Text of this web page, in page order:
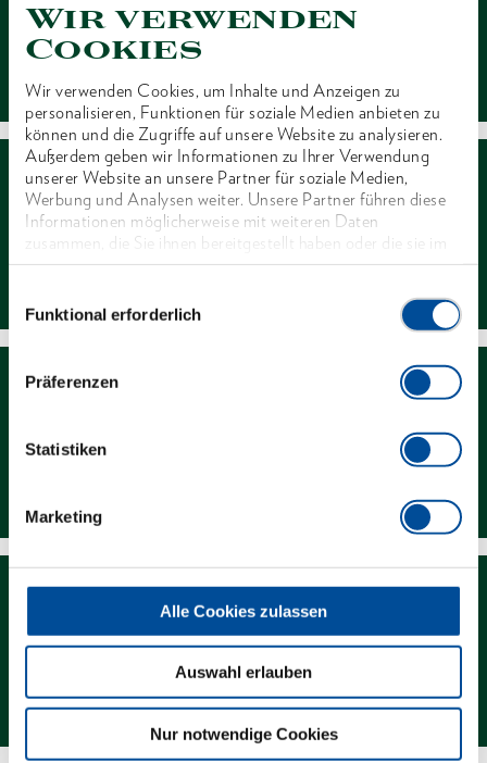
Wir verwenden
Cookies
Wir verwenden Cookies, um Inhalte und Anzeigen zu
personalisieren, Funktionen für soziale Medien anbieten zu
können und die Zugriffe auf unsere Website zu analysieren.
Außerdem geben wir Informationen zu Ihrer Verwendung
unserer Website an unsere Partner für soziale Medien,
Werbung und Analysen weiter. Unsere Partner führen diese
Informationen möglicherweise mit weiteren Daten
zusammen, die Sie ihnen bereitgestellt haben oder die sie im
Rahmen Ihrer Nutzung der Dienste gesammelt haben. Unsere
Funktional erforderlich
Präferenzen
Statistiken
Marketing
Alle Cookies zulassen
Auswahl erlauben
Nur notwendige Cookies
Magazin